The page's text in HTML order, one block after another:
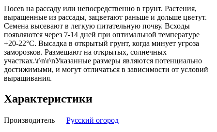
Посев на рассаду или непосредственно в грунт. Растения,
выращенные из рассады, зацветают раньше и дольше цветут.
Семена высевают в легкую питательную почву. Всходы
появляются через 7-14 дней при оптимальной температуре
+20-22°С. Высадка в открытый грунт, когда минует угроза
заморозков. Размещают на открытых, солнечных
участках.\r\n\r\nУказанные размеры являются потенциально
достижимыми, и могут отличаться в зависимости от условий
выращивания.
Характеристики
Производитель
Русский огород